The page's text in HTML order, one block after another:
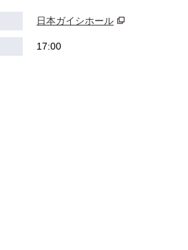
日本ガイシホール
17:00